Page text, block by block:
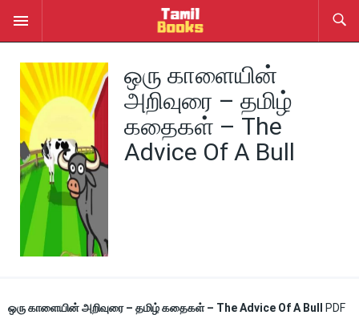
ஒரு காளையின்
அறிவுரை – தமிழ்
கதைகள் – The
Advice Of A Bull
ஒரு காளையின் அறிவுரை – தமிழ் கதைகள் – The Advice Of A Bull
PDF